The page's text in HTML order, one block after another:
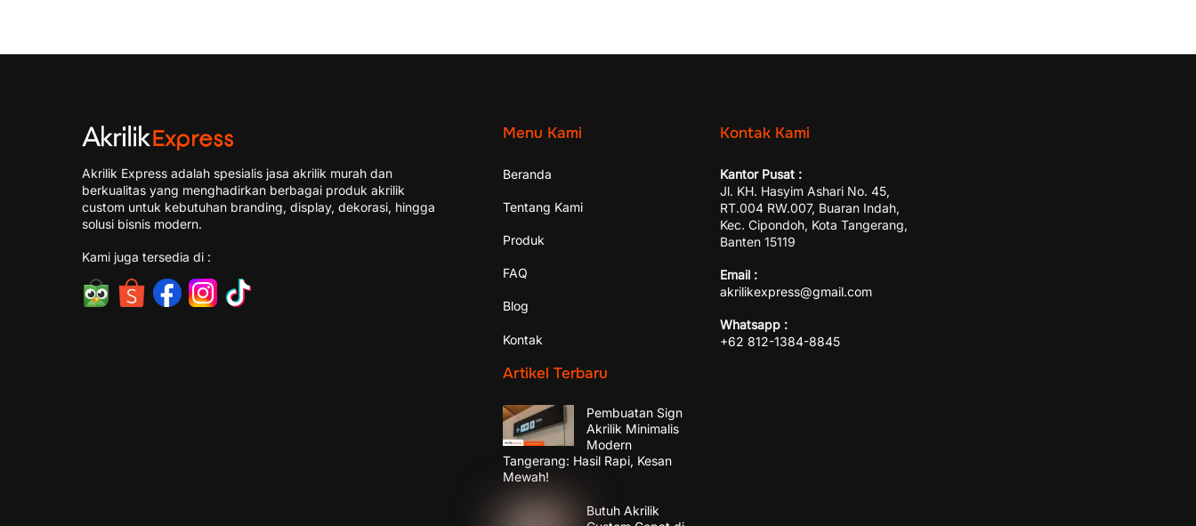
Akrilik Express adalah spesialis jasa akrilik murah dan
berkualitas yang menghadirkan berbagai produk akrilik
custom untuk kebutuhan branding, display, dekorasi, hingga
solusi bisnis modern.
Kami juga tersedia di :
Menu Kami
Beranda
Tentang Kami
Produk
FAQ
Blog
Kontak
Kontak Kami
Kantor Pusat :
Jl. KH. Hasyim Ashari No. 45,
RT.004 RW.007, Buaran Indah,
Kec. Cipondoh, Kota Tangerang,
Banten 15119
Email :
akrilikexpress@gmail.com
Whatsapp :
+62 812-1384-8845
Artikel Terbaru
Pembuatan Sign
Akrilik Minimalis
Modern
Tangerang: Hasil Rapi, Kesan
Mewah!
Butuh Akrilik